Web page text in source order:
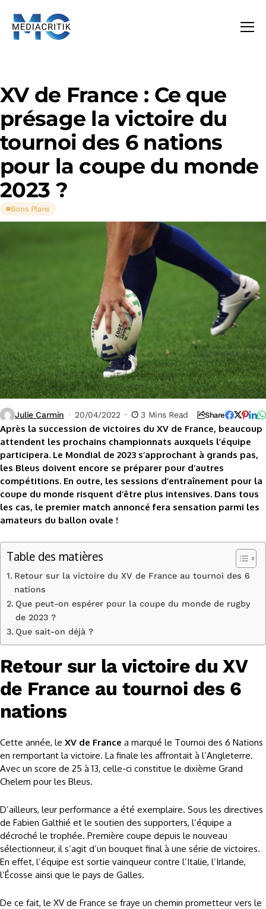
XV de France : Ce que
présage la victoire du
tournoi des 6 nations
pour la coupe du monde
2023 ?
Bons Plans
Julie Carmin 20/04/2022 3 Mins Read Share
Après la succession de victoires du XV de France, beaucoup
attendent les prochains championnats auxquels l’équipe
participera. Le Mondial de 2023 s’approchant à grands pas,
les Bleus doivent encore se préparer pour d’autres
compétitions. En outre, les sessions d’entraînement pour la
coupe du monde risquent d’être plus intensives. Dans tous
les cas, le premier match annoncé fera sensation parmi les
amateurs du ballon ovale !
Table des matières
Retour sur la victoire du XV de France au tournoi des 6
nations
Que peut-on espérer pour la coupe du monde de rugby
de 2023 ?
Que sait-on déjà ?
Retour sur la victoire du XV
de France au tournoi des 6
nations
Cette année, le XV de France a marqué le Tournoi des 6 Nations
en remportant la victoire. La finale les affrontait à l’Angleterre.
Avec un score de 25 à 13, celle-ci constitue le dixième Grand
Chelem pour les Bleus.
D’ailleurs, leur performance a été exemplaire. Sous les directives
de Fabien Galthié et le soutien des supporters, l’équipe a
décroché le trophée. Première coupe depuis le nouveau
sélectionneur, il s’agit d’un bouquet final à une série de victoires.
En effet, l’équipe est sortie vainqueur contre l’Italie, l’Irlande,
l’Écosse ainsi que le pays de Galles.
De ce fait, le XV de France se fraye un chemin prometteur vers le